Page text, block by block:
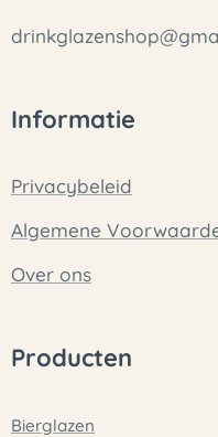
Informatie
Privacybeleid
Algemene
Over ons
Producten
Bierglazen